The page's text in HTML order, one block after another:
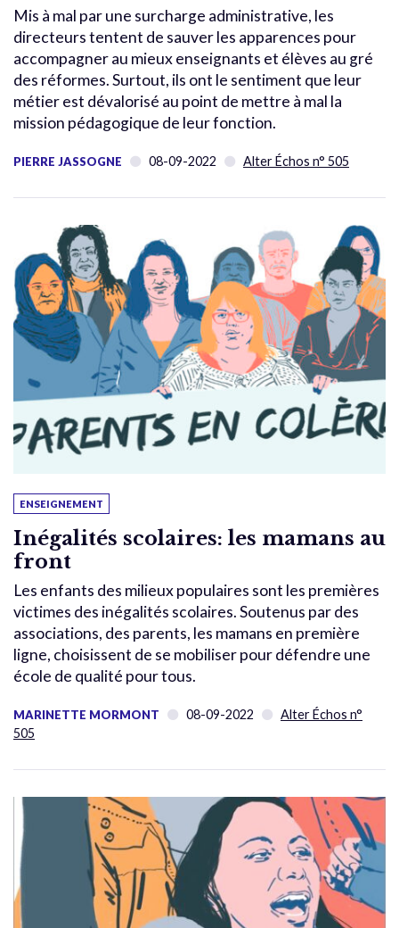
Mis à mal par une surcharge administrative, les
directeurs tentent de sauver les apparences pour
accompagner au mieux enseignants et élèves au gré
des réformes. Surtout, ils ont le sentiment que leur
métier est dévalorisé au point de mettre à mal la
mission pédagogique de leur fonction.
PIERRE JASSOGNE 08-09-2022 Alter Échos n° 505
ENSEIGNEMENT
Inégalités scolaires: les mamans au
front
Les enfants des milieux populaires sont les premières
victimes des inégalités scolaires. Soutenus par des
associations, des parents, les mamans en première
ligne, choisissent de se mobiliser pour défendre une
école de qualité pour tous.
MARINETTE MORMONT 08-09-2022
Alter Échos n°
505